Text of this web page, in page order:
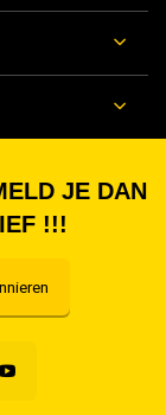
JE DAN
!!!